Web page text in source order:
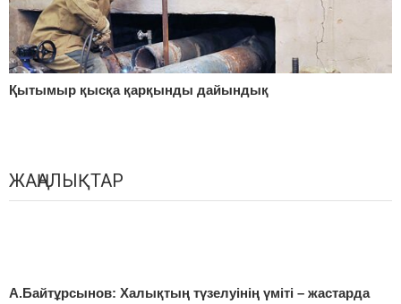
Қытымыр қысқа қарқынды дайындық
ЖАҢАЛЫҚТАР
А.Байтұрсынов: Халықтың түзелуінің үміті – жастарда